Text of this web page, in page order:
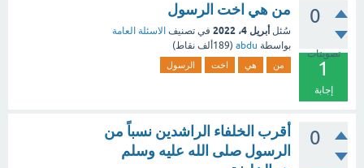
0
تصويتات
1
إجابة
من هي اخت الرسول
سُئل أبريل 4، 2022 في تصنيف الاسئلة العامة
بواسطة abdu
(189ألف نقاط)
من هي اخت الرسول
0
أقرب الخلفاء الراشدين نسباً من
الرسول صلى الله عليه وسلم